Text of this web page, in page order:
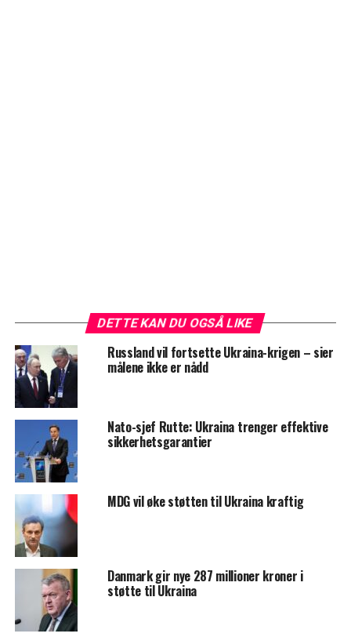
DETTE KAN DU OGSÅ LIKE
Russland vil fortsette Ukraina-krigen – sier
målene ikke er nådd
Nato-sjef Rutte: Ukraina trenger effektive
sikkerhetsgarantier
MDG vil øke støtten til Ukraina kraftig
Danmark gir nye 287 millioner kroner i
støtte til Ukraina